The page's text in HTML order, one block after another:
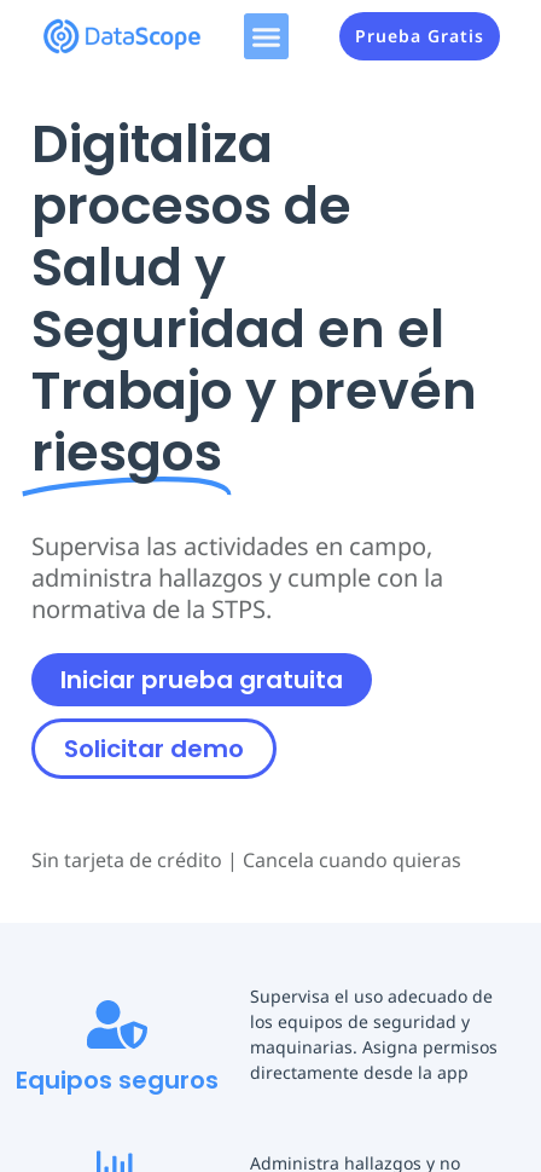
Prueba Gratis
Digitaliza
procesos de
Salud y
Seguridad en el
Trabajo y prevén
riesgos
Supervisa las actividades en campo,
administra hallazgos y cumple con la
normativa de la STPS.
Iniciar prueba gratuita
Solicitar demo
Sin tarjeta de crédito | Cancela cuando quieras
Equipos seguros
Supervisa el uso adecuado de
los equipos de seguridad y
maquinarias. Asigna permisos
directamente desde la app
Administra hallazgos y no